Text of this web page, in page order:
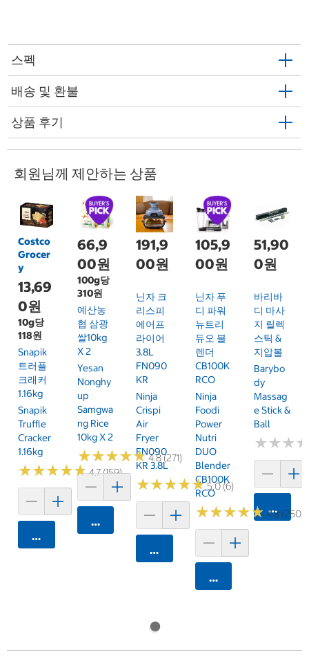
스펙
배송 및 환불
상품 후기
회원님께 제안하는 상품
Costco
Grocer
y
13,69
0원
10g당
118원
Snapik
트러플
크래커
1.16kg
Snapik
Truffle
Cracker
1.16kg
★★★★★
★★★★★4.7 (159)
카트에 담기
66,9
00원
100g당
310원
예산농
협 삼광
쌀10kg
X 2
Yesan
Nonghy
Up
Samgwa
Ng Rice
10kg X 2
★★★★★
★★★★★4.8 (271)
카트에 담기
191,9
00원
닌자 크
리스피
에어프
라이어
3.8L
FN090
KR
Ninja
Crispi
Air
Fryer
FN090
KR 3.8L
★★★★★
★★★★★5.0 (6)
카트에 담기
105,9
00원
닌자 푸
디 파워
뉴트리
듀오 블
렌더
CB100K
RCO
Ninja
Foodi
Power
Nutri
DUO
Blender
CB100K
RCO
★★★★★
★★★★★ 4.8 (250)
카트에 담기
51,90
0원
바리바
디 마사
지 릴렉
스틱 &
지압볼
Barybo
Dy
Massag
E Stick &
Ball
★★★
★★★
카트에